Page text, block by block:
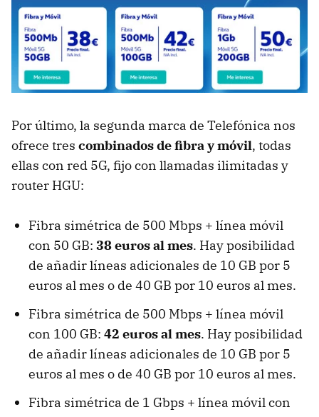
Por último, la segunda marca de Telefónica nos
ofrece tres combinados de fibra y móvil, todas
ellas con red 5G, fijo con llamadas ilimitadas y
router HGU:
Fibra simétrica de 500 Mbps + línea móvil
con 50 GB: 38 euros al mes. Hay posibilidad
de añadir líneas adicionales de 10 GB por 5
euros al mes o de 40 GB por 10 euros al mes.
Fibra simétrica de 500 Mbps + línea móvil
con 100 GB: 42 euros al mes. Hay posibilidad
de añadir líneas adicionales de 10 GB por 5
euros al mes o de 40 GB por 10 euros al mes.
Fibra simétrica de 1 Gbps + línea móvil con